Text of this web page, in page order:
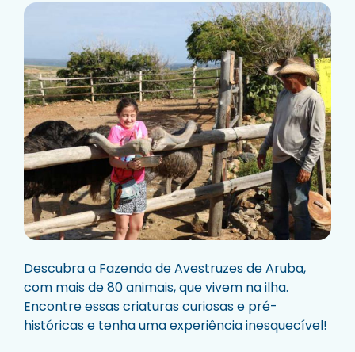
Descubra a Fazenda de Avestruzes de Aruba,
com mais de 80 animais, que vivem na ilha.
Encontre essas criaturas curiosas e pré-
históricas e tenha uma experiência inesquecível!